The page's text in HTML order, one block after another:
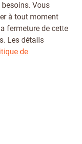
sont-ils plus
les clients ont soif
sur un
que votre
Les avis
peu de
des
les avis les
Vous
à tout moment
fermeture de cette
Les détails
de